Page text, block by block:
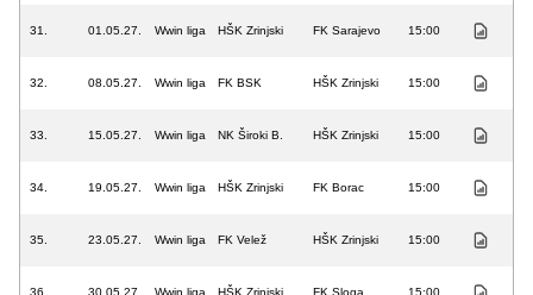
31. 01.05.27. Wwin liga HŠK Zrinjski FK Sarajevo 15:00
32. 08.05.27. Wwin liga FK BSK HŠK Zrinjski 15:00
33. 15.05.27. Wwin liga NK Široki B. HŠK Zrinjski 15:00
34. 19.05.27. Wwin liga HŠK Zrinjski FK Borac 15:00
35. 23.05.27. Wwin liga FK Velež HŠK Zrinjski 15:00
36. 30.05.27. Wwin liga HŠK Zrinjski FK Sloga 15:00